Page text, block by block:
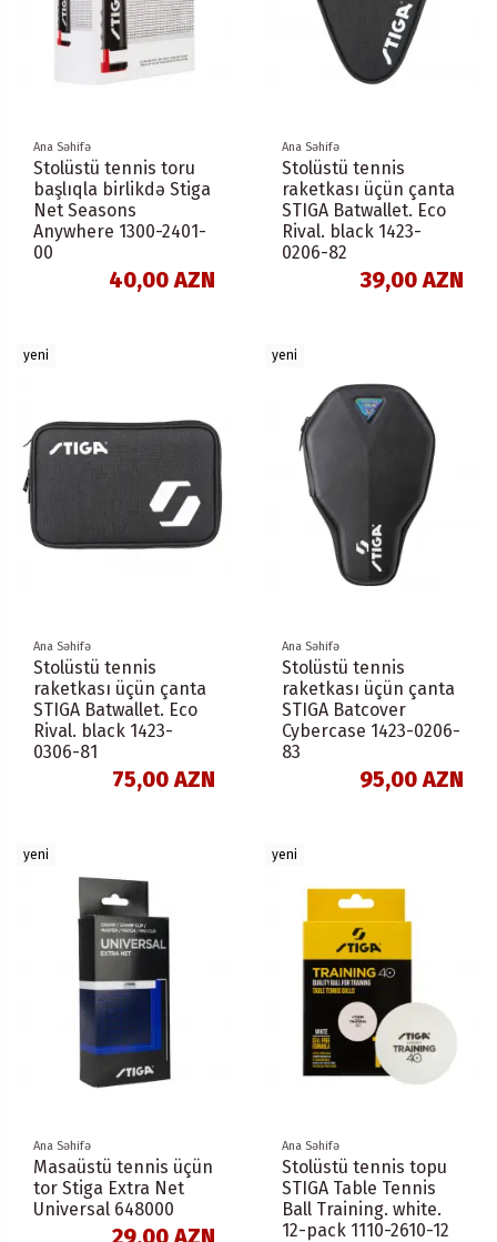
Ana Səhifə
Stolüstü tennis toru
başlıqla birlikdə Stiga
Net Seasons
Anywhere 1300-2401-
00
40,00 AZN
Ana Səhifə
Stolüstü tennis
raketkası üçün çanta
STIGA Batwallet. Eco
Rival. black 1423-
0206-82
39,00 AZN
yeni
Ana Səhifə
Stolüstü tennis
raketkası üçün çanta
STIGA Batwallet. Eco
Rival. black 1423-
0306-81
75,00 AZN
yeni
Ana Səhifə
Stolüstü tennis
raketkası üçün çanta
STIGA Batcover
Cybercase 1423-0206-
83
95,00 AZN
yeni
Ana Səhifə
Masaüstü tennis üçün
tor Stiga Extra Net
Universal 648000
yeni
Ana Səhifə
Stolüstü tennis topu
STIGA Table Tennis
Ball Training. white.
12-pack 1110-2610-12